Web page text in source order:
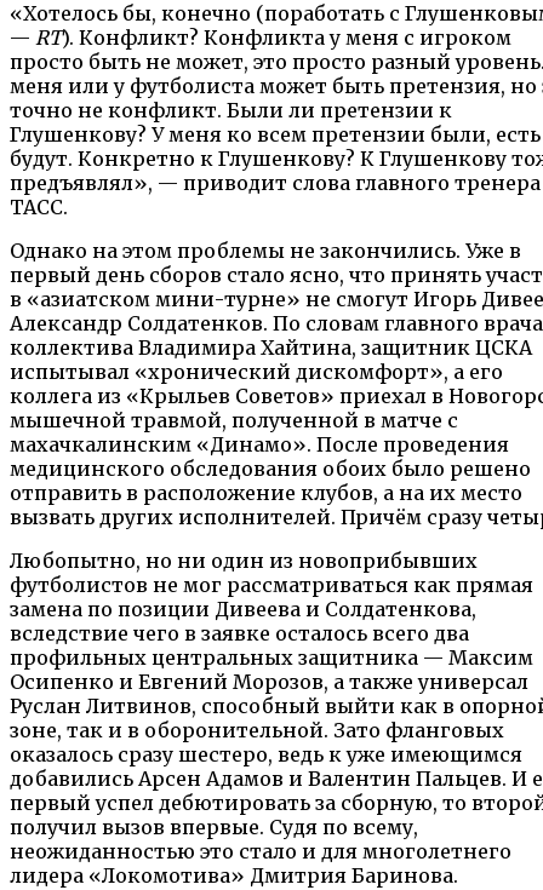
«Хотелось бы, конечно (поработать с
— RT). Конфликт? Конфликта у меня с игроком
просто быть не может, это просто разный
меня или у футболиста может быть претензия, но
точно не конфликт. Были ли претензии к
Глушенкову? У меня ко всем претензии были,
будут. Конкретно к Глушенкову? К Глушенкову
предъявлял», — приводит слова главного тренера
ТАСС.
Однако на этом проблемы не закончились. Уже в
первый день сборов стало ясно, что принять
в «азиатском мини-турне» не смогут Игорь
Александр Солдатенков. По словам главного врача
коллектива Владимира Хайтина, защитник ЦСКА
испытывал «хронический дискомфорт», а его
коллега из «Крыльев Советов» приехал в
мышечной травмой, полученной в матче с
махачкалинским «Динамо». После проведения
медицинского обследования обоих было решено
отправить в расположение клубов, а на их место
вызвать других исполнителей. Причём сразу
Любопытно, но ни один из новоприбывших
футболистов не мог рассматриваться как прямая
замена по позиции Дивеева и Солдатенкова,
вследствие чего в заявке осталось всего два
профильных центральных защитника — Максим
Осипенко и Евгений Морозов, а также универсал
Руслан Литвинов, способный выйти как в
зоне, так и в оборонительной. Зато фланговых
оказалось сразу шестеро, ведь к уже имеющимся
добавились Арсен Адамов и Валентин Пальцев. И
первый успел дебютировать за сборную, то
получил вызов впервые. Судя по всему,
неожиданностью это стало и для многолетнего
лидера «Локомотива» Дмитрия Баринова.